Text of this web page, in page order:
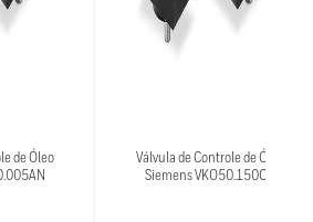
de Óleo
Válvula de Controle de Óleo
Siemens VKO50.150CN